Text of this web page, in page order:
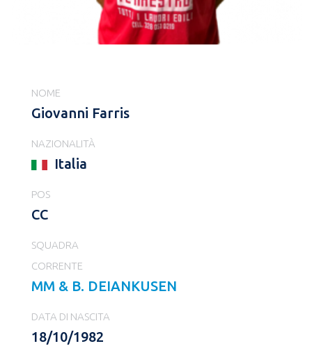
NOME
Giovanni Farris
NAZIONALITÀ
Italia
POS
CC
SQUADRA
CORRENTE
MM & B. DEIANKUSEN
DATA DI NASCITA
18/10/1982